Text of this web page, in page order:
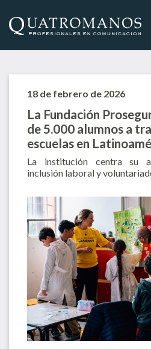
18 de febrero de 2026
La Fundación
de 5.000 alumnos a
escuelas en
La institución centra su
inclusión laboral y